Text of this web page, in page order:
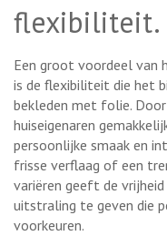
flexibiliteit.
Een groot voordeel van
is de flexibiliteit die het
bekleden met folie.
huiseigenaren
persoonlijke smaak en
frisse verflaag of een
variëren geeft de
uitstraling te geven die
voorkeuren.